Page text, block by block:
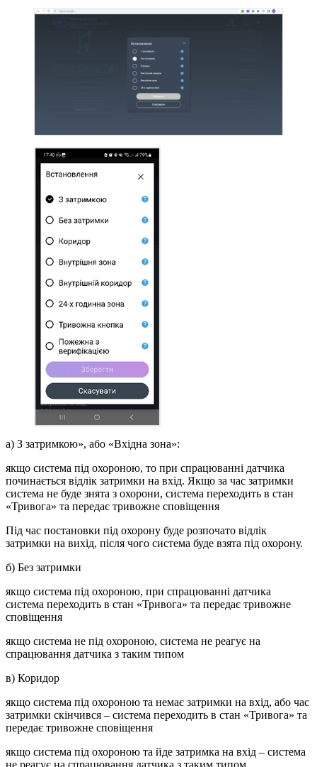
a) З затримкою», або «Вхідна зона»:
якщо система під охороною, то при спрацюванні датчика
починається відлік затримки на вхід. Якщо за час затримки
система не буде знята з охорони, система переходить в стан
«Тривога» та передає тривожне сповіщення
Під час постановки під охорону буде розпочато відлік
затримки на вихід, після чого система буде взята під охорону.
б) Без затримки
якщо система під охороною, при спрацюванні датчика
система переходить в стан «Тривога» та передає тривожне
сповіщення
якщо система не під охороною, система не реагує на
спрацювання датчика з таким типом
в) Коридор
якщо система під охороною та немає затримки на вхід, або час
затримки скінчився – система переходить в стан «Тривога» та
передає тривожне сповіщення
якщо система під охороною та йде затримка на вхід – система
не реагує на спрацювання датчика з таким типом